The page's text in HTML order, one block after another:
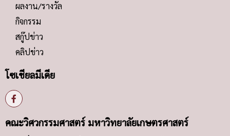
ผลงาน/รางวัล
กิจกรรม
สกู๊ปข่าว
คลิปข่าว
โซเชียลมีเดีย
คณะวิศวกรรมศาสตร์ มหาวิทยาลัยเกษตรศาสตร์